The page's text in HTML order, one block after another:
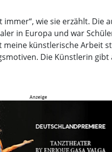
wie sie erzählt.
in Europa und war
meine künstlerische Arbeit
Die Künstlerin